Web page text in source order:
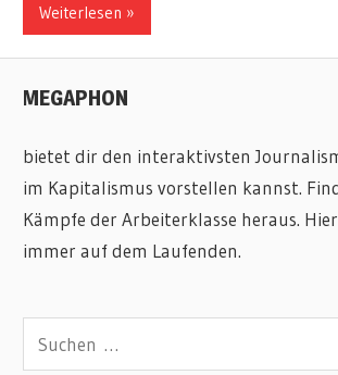
Weiterlesen
MEGAPHON
bietet dir den interaktivsten
im Kapitalismus vorstellen kannst.
Kämpfe der Arbeiterklasse heraus.
immer auf dem Laufenden.